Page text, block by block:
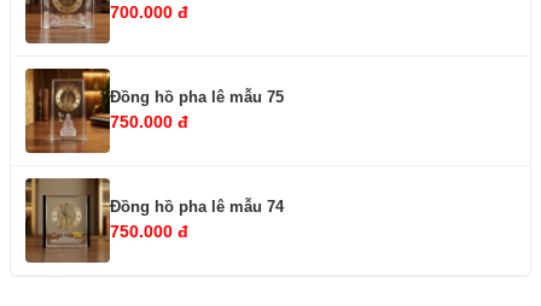
700.000 đ
Đồng hồ pha lê mẫu 75
750.000 đ
Đồng hồ pha lê mẫu 74
750.000 đ